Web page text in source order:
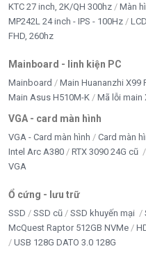
Nội bộ
(Internal
I/O)
1 x CPU Fan, 3
Form
Factor
ATX (30cm x
Bảo
hành
Tình
trạng
Mới, Full Box
Kết luận
Mainboard
cho người dùng cần một
KTC 27 inch, 2K/QH 300hz
Màn
MP242L 24 inch - IPS - 100Hz
FHD, 260hz
Mainboard - linh kiện PC
Mainboard Main Huananzhi X99
Main Asus H510M-K
Mã lỗi main
VGA - card màn hình
VGA - Card màn hình Card màn
Intel Arc A380
RTX 3090 24G cũ
VGA
Ổ cứng - lưu trữ
SSD SSD cũ SSD khuyến mại
McQuest Raptor 512GB NVMe
USB 128G DATO 3.0 128G